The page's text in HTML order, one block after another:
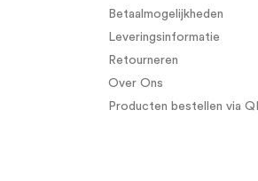
Betaalmogelijkheden
Leveringsinformatie
Retourneren
Over Ons
Producten bestellen via